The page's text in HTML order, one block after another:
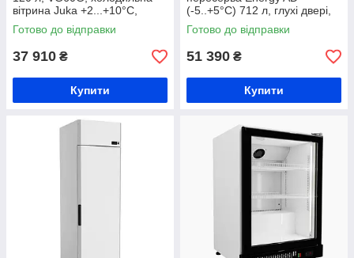
вітрина Juka +2...+10°C,
холодильник для води,
холодильник для десертів
Готово до відправки
37 910 ₴
Купити
(-5..+5°С) 712 л, глухі двері,
холодильна шафа під
гастроємності,динамічне
Готово до відправки
51 390 ₴
Купити